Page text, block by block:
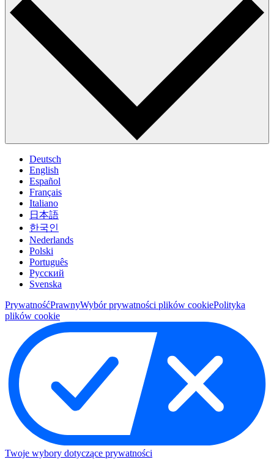
Deutsch
English
Español
Français
Italiano
日本語
한국인
Nederlands
Polski
Português
Pусский
Svenska
PrywatnośćPrawnyWybór prywatności plików cookiePolityka
plików cookie
Twoje wybory dotyczące prywatności